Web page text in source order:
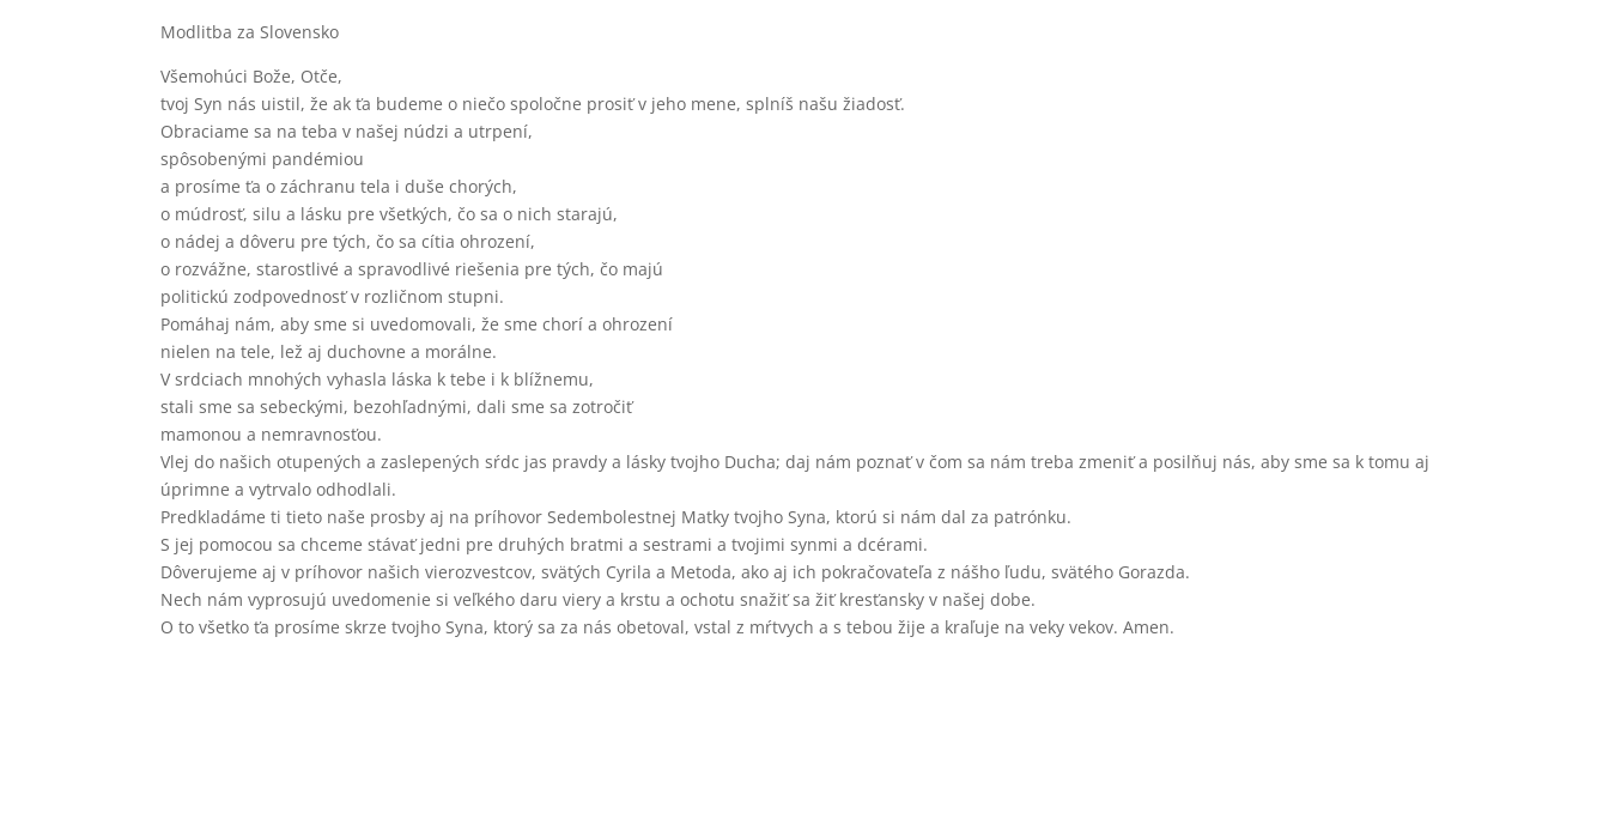
Modlitba za Slovensko
Všemohúci Bože, Otče,
tvoj Syn nás uistil, že ak ťa budeme o niečo spoločne prosiť v jeho mene, splníš našu žiadosť.
Obraciame sa na teba v našej núdzi a utrpení,
spôsobenými pandémiou
a prosíme ťa o záchranu tela i duše chorých,
o múdrosť, silu a lásku pre všetkých, čo sa o nich starajú,
o nádej a dôveru pre tých, čo sa cítia ohrození,
o rozvážne, starostlivé a spravodlivé riešenia pre tých, čo majú
politickú zodpovednosť v rozličnom stupni.
Pomáhaj nám, aby sme si uvedomovali, že sme chorí a ohrození
nielen na tele, lež aj duchovne a morálne.
V srdciach mnohých vyhasla láska k tebe i k blížnemu,
stali sme sa sebeckými, bezohľadnými, dali sme sa zotročiť
mamonou a nemravnosťou.
Vlej do našich otupených a zaslepených sŕdc jas pravdy a lásky tvojho Ducha; daj nám poznať v čom sa nám treba zmeniť a posilňuj nás, aby sme sa k tomu aj
úprimne a vytrvalo odhodlali.
Predkladáme ti tieto naše prosby aj na príhovor Sedembolestnej Matky tvojho Syna, ktorú si nám dal za patrónku.
S jej pomocou sa chceme stávať jedni pre druhých bratmi a sestrami a tvojimi synmi a dcérami.
Dôverujeme aj v príhovor našich vierozvestcov, svätých Cyrila a Metoda, ako aj ich pokračovateľa z nášho ľudu, svätého Gorazda.
Nech nám vyprosujú uvedomenie si veľkého daru viery a krstu a ochotu snažiť sa žiť kresťansky v našej dobe.
O to všetko ťa prosíme skrze tvojho Syna, ktorý sa za nás obetoval, vstal z mŕtvych a s tebou žije a kraľuje na veky vekov. Amen.